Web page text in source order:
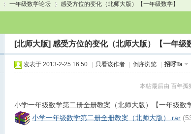
一年级数学论坛 感受方位的变化（北师大版）【一年级数学】
[北师大版] 感受方位的变化（北师大版）【一年级
发表于 2013-2-25 16:50 只看该作者 倒序浏览 招呼Ta
本帖最后由 百年
小学一年级数学第二册全册教案（北师大版）【一年级数学
小学一年级数学第二册全册教案（北师大版）.rar